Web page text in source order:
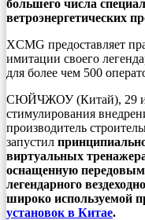
большего числа
ветроэнергетических
XCMG предоставляет
имитации своего
для более чем 500
СЮЙЧЖОУ (Китай), 29
стимулирования
производитель
запустил
виртуальных
оснащенную
легендарного
широко используемой
установок в Китае.